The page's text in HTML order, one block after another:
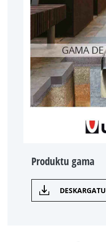
Produktu gama
DESKARGATU